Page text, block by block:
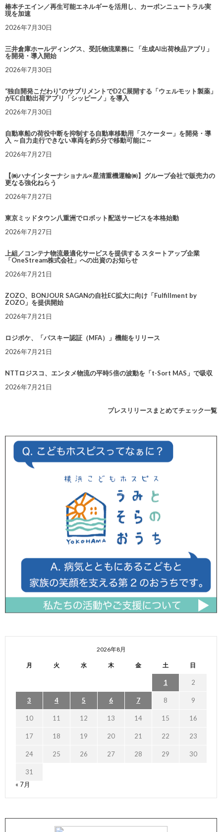
椿本チエイン／再生可能エネルギーを活用し、カーボンニュートラル実
現を加速
2026年7月30日
三井倉庫ホールディングス、受託物流業務に 「生成AI出荷検品アプリ」
を開発・導入開始
2026年7月30日
“独自開発こだわり”のサプリメントでD2C展開する「ウェルモット製薬」
がEC自動出荷アプリ「シッピーノ」を導入
2026年7月30日
自動車船の荷役中断を抑制する自動車移動用「スケーター」を開発・導
入 ～自力走行できない車両を約5分で移動可能に～
2026年7月27日
【㈱ハナインターナショナル×星清重機運輸㈱】グループ会社で販売力の
更なる強化ねらう
2026年7月27日
東京ミッドタウン八重洲でロボット配送サービスを本格始動
2026年7月27日
上組／コンテナ物流最適化サービスを提供する スタートアップ企業
「OneStream株式会社」への出資のお知らせ
2026年7月21日
ZOZO、BONJOUR SAGANの自社EC拡大に向け「Fulfillment by
ZOZO」を提供開始
2026年7月21日
ロジポケ、「パスキー認証（MFA）」機能をリリース
2026年7月21日
NTTロジスコ、エンタメ物流の平時5倍の波動を「t-Sort MAS」で吸収
2026年7月21日
プレスリリースまとめてチェック一覧
2026年8月
月 火 水 木 金 土 日
1 2
3 4 5 6 7 8 9
10 11 12 13 14 15 16
17 18 19 20 21 22 23
24 25 26 27 28 29 30
31
« 7月